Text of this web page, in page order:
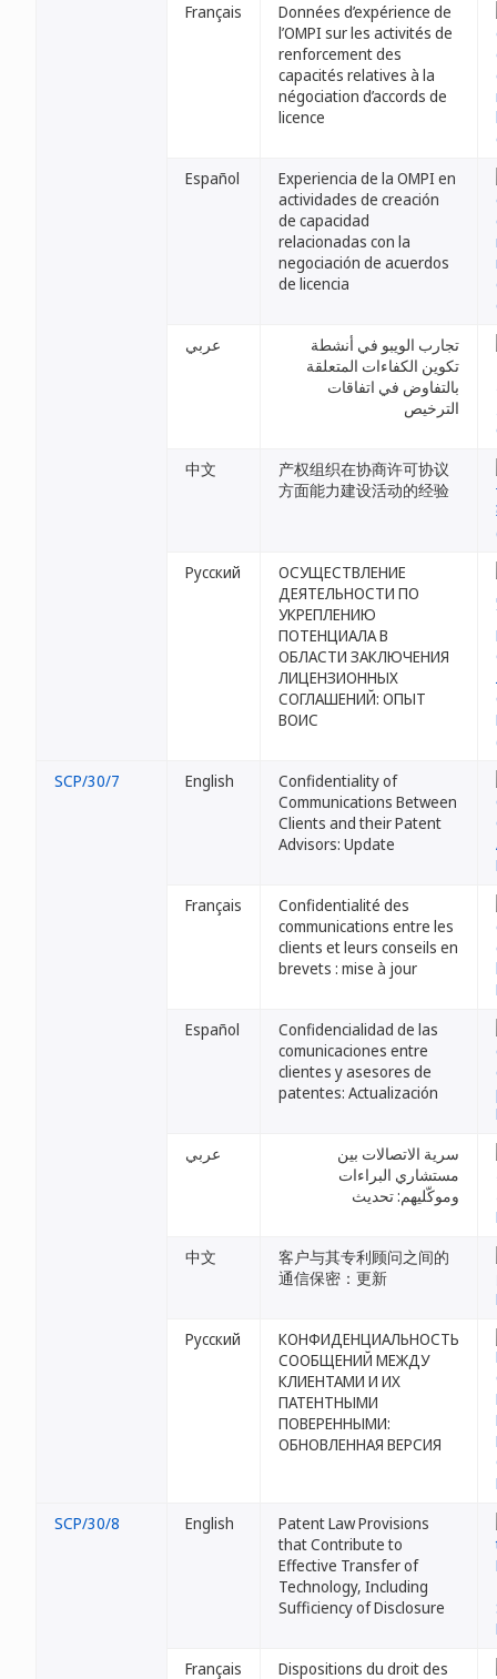
Français
Données d’expérience de
l’OMPI sur les activités de
renforcement des
capacités relatives à la
négociation d’accords de
licence
Español
Experiencia de la OMPI en
actividades de creación
de capacidad
relacionadas con la
negociación de acuerdos
de licencia
عربي
تجارب الويبو في أنشطة
تكوين الكفاءات المتعلقة
بالتفاوض في اتفاقات
الترخيص
中文
产权组织在协商许可协议
方面能力建设活动的经验
Русский
ОСУЩЕСТВЛЕНИЕ
ДЕЯТЕЛЬНОСТИ ПО
УКРЕПЛЕНИЮ
ПОТЕНЦИАЛА В
ОБЛАСТИ ЗАКЛЮЧЕНИЯ
ЛИЦЕНЗИОННЫХ
СОГЛАШЕНИЙ: ОПЫТ
ВОИС
SCP/30/7 English
Confidentiality of
Communications Between
Clients and their Patent
Advisors: Update
Français
Confidentialité des
communications entre les
clients et leurs conseils en
brevets : mise à jour
Español
Confidencialidad de las
comunicaciones entre
clientes y asesores de
patentes: Actualización
عربي
سرية الاتصالات بين
مستشاري البراءات
وموكّليهم: تحديث
中文
客户与其专利顾问之间的
通信保密：更新
Русский
КОНФИДЕНЦИАЛЬНОСТЬ
СООБЩЕНИЙ МЕЖДУ
КЛИЕНТАМИ И ИХ
ПАТЕНТНЫМИ
ПОВЕРЕННЫМИ:
ОБНОВЛЕННАЯ ВЕРСИЯ
SCP/30/8 English
Patent Law Provisions
that Contribute to
Effective Transfer of
Technology, Including
Sufficiency of Disclosure
Français Dispositions du droit des